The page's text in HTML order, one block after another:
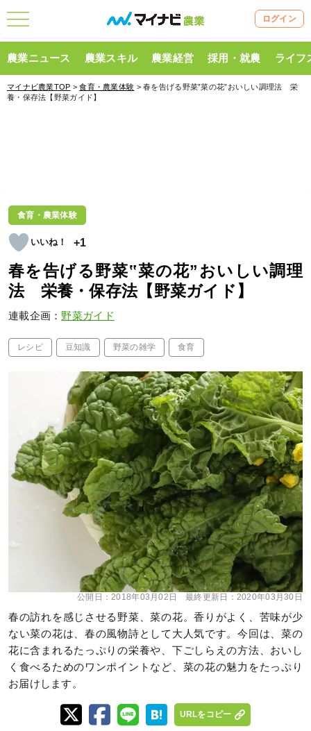
ログイン
農業ニュース 農業スキル 農業経営 採用・就農 ライフ
マイナビ農業TOP >食育・農業体験 > 春を告げる野菜‟菜の花”おいしい調理法 栄
養・保存法【野菜ガイド】
食育・農業体験
+1
春を告げる野菜‟菜の花”おいしい調理
法 栄養・保存法【野菜ガイド】
連載企画： 野菜ガイド
レシピ 豆知識 野菜の雑学 食育
公開日：2018年03月02日 最終更新日： 2020年03月30日
春の訪れを感じさせる野菜、菜の花。香りがよく、苦味が少
ない菜の花は、春の風物詩として大人気です。今回は、菜の
花に含まれるたっぷりの栄養や、下ごしらえの方法、おいし
く食べるためのワンポイントなど、菜の花の魅力をたっぷり
お届けします。
URLをコピー